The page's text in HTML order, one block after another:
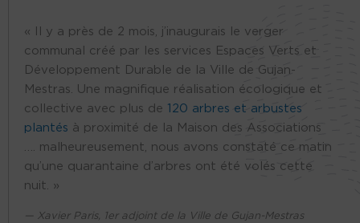
« Il y a près de 2 mois, j’inaugurais le verger
communal créé par les services Espaces Verts et
Développement Durable de la Ville de Gujan-
Mestras. Une magnifique réalisation écologique et
collective avec plus de 120 arbres et arbustes
plantés à proximité de la Maison des Associations
…. malheureusement, nous avons constaté ce matin
qu’une quarantaine d’arbres ont été volés cette
nuit. »
Xavier Paris, 1er adjoint de la Ville de Gujan-Mestras